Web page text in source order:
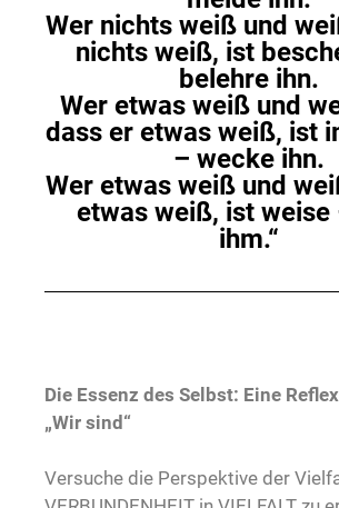
Wer nichts weiß und
nichts weiß, ist
belehre ihn.
Wer etwas weiß und
dass er etwas weiß, ist
– wecke ihn.
Wer etwas weiß und
etwas weiß, ist
ihm.“
Die Essenz des Selbst: Eine
„Wir sind“
Versuche die Perspektive der